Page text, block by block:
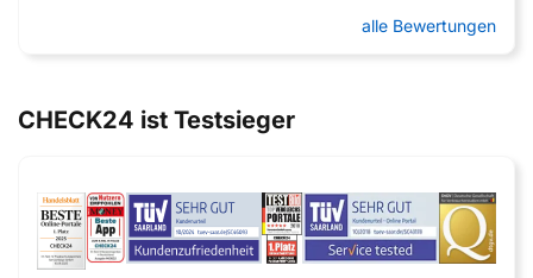
alle Bewertungen
CHECK24 ist Testsieger